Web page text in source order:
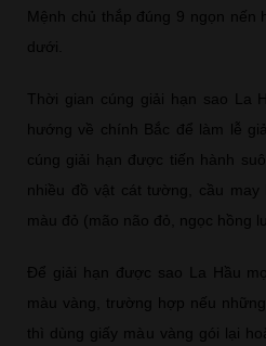
Mệnh chủ thắp đúng 9 ngọn nến
dưới.
Thời gian cúng giải hạn sao La
hướng về chính Bắc để làm lễ
cúng giải hạn được tiến hành
nhiều đồ vật cát tường, cầu may
màu đỏ (mão não đỏ, ngọc hồng
Để giải hạn được sao La Hầu
màu vàng, trường hợp nếu
thì dùng giấy màu vàng gói lại